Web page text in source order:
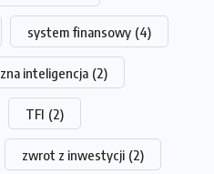
system finansowy (4)
inteligencja (2)
TFI (2)
zwrot z inwestycji (2)